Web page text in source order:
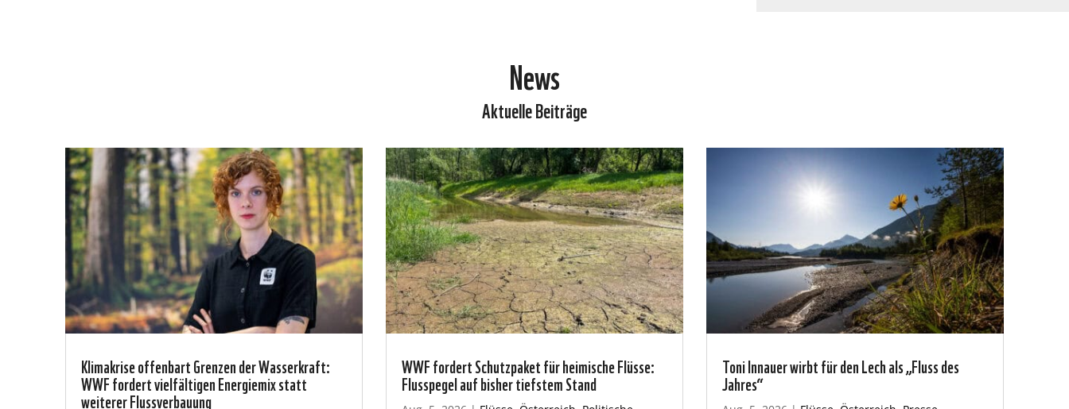
News
Aktuelle Beiträge
Klimakrise offenbart Grenzen der Wasserkraft:
WWF fordert vielfältigen Energiemix statt
weiterer Flussverbauung
WWF fordert Schutzpaket für heimische Flüsse:
Flusspegel auf bisher tiefstem Stand
Toni Innauer wirbt für den Lech als „Fluss des
Jahres“